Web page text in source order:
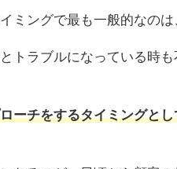
ミングで最も一般的なのは
トラブルになっている時
ーチをするタイミングと